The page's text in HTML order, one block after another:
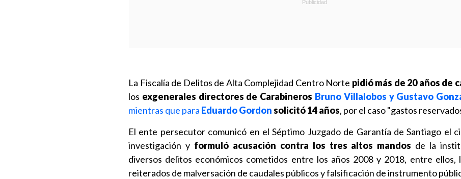
La Fiscalía de Delitos de Alta Complejidad Centro Norte pidió más de 20 años de
los exgenerales directores de Carabineros Bruno Villalobos y Gustavo
mientras que para Eduardo Gordonsolicitó 14 años, por el caso "gastos
El ente persecutor comunicó en el Séptimo Juzgado de Garantía de Santiago el
investigación y formuló acusación contra los tres altos mandos de la
diversos delitos económicos cometidos entre los años 2008 y 2018, entre ellos,
reiterados de malversación de caudales públicos y falsificación de instrumento